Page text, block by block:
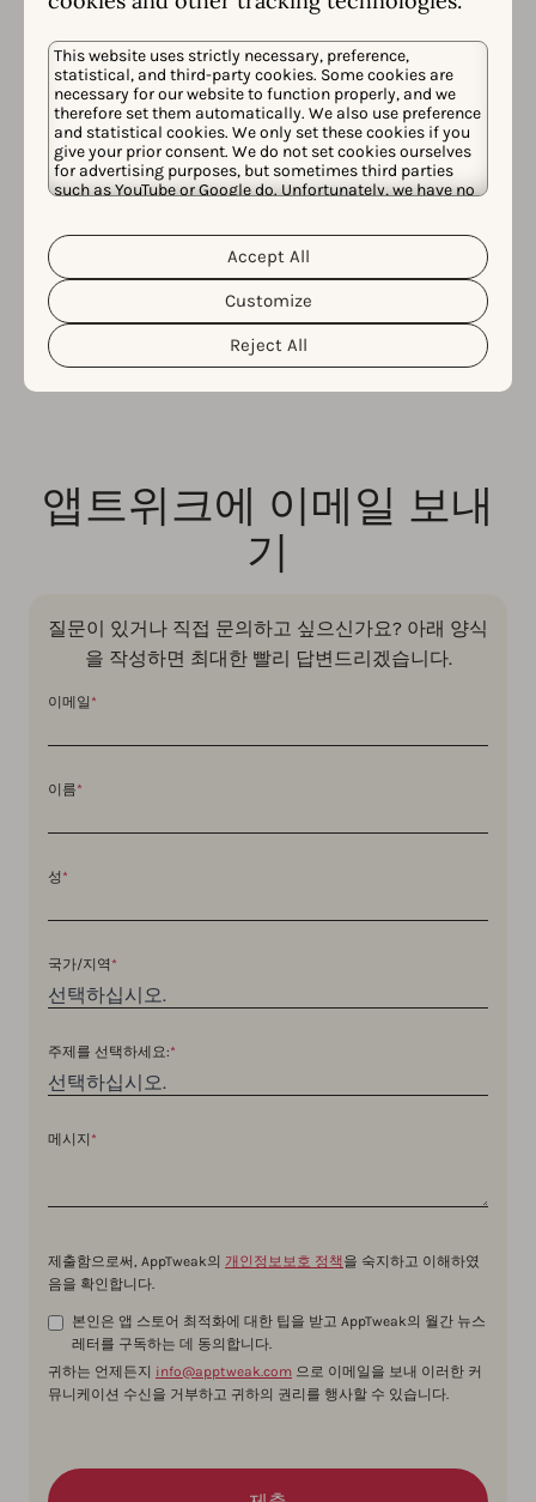
This website uses strictly necessary, preference,
statistical, and third-party cookies. Some cookies are
necessary for our website to function properly, and we
therefore set them automatically. We also use preference
and statistical cookies. We only set these cookies if you
give your prior consent. We do not set cookies ourselves
for advertising purposes, but sometimes third parties
such as YouTube or Google do. Unfortunately, we have no
personal data and the different cookies we use, please
read our
Cookie Policy&Privacy Policy
customize your cookie settings and preferences by
clicking the “Customize” button.
Reject All
Customize
Accept All
소셜 미디어에서 앱트위
크 팔로우
ASO 또는 AppTweak 관련 소식을 놓치지 마세요! 아래 정
보를 확인해 즐겨 찾는 소셜 미디어 계정에서 앱트위크를
팔로우하세요.
Youtube
Bluesky
Instagram
LinkedIn
Facebook
앱트위크에 이메일 보내
기
질문이 있거나 직접 문의하고 싶으신가요? 아래 양식
을 작성하면 최대한 빨리 답변드리겠습니다.
이메일 *
이름*
성*
국가/지역 *
주제를 선택하세요:*
메시지 *
제출함으로써, AppTweak의 개인정보보호 정책 을 숙지하고 이해하였
음을 확인합니다.
본인은 앱 스토어 최적화에 대한 팁을 받고 AppTweak의 월간 뉴스
레터를 구독하는 데 동의합니다.
귀하는 언제든지 info@apptweak.com 으로 이메일을 보내 이러한 커
뮤니케이션 수신을 거부하고 귀하의 권리를 행사할 수 있습니다.